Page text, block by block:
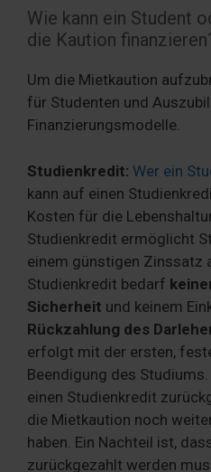
Wie kann ein Student
die Kaution
Um die Mietkaution
für Studenten und
Finanzierungsmodelle.
Studienkredit: Wer ein
kann auf einen
Kosten für die
Studienkredit ermöglicht
einem günstigen Zinssatz
Studienkredit bedarf
Sicherheit und keinem
Rückzahlung des
erfolgt mit der ersten,
Beendigung des
einen Studienkredit
die Mietkaution noch
haben. Ein Nachteil ist,
zurückgezahlt werden